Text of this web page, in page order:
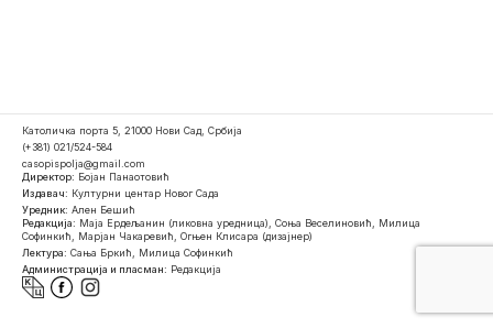
Католичка порта 5, 21000 Нови Сад, Србија
(+381) 021/524-584
casopispolja@gmail.com
Директор: Бојан Панаотовић
Издавач: Културни центар Новог Сада
Уредник: Ален Бешић
Редакција: Маја Ердељанин (ликовна уредница), Соња Веселиновић, Милица
Софинкић, Марјан Чакаревић, Огњен Клисара (дизајнер)
Лектура: Сања Бркић, Милица Софинкић
Администрација и пласман: Редакција